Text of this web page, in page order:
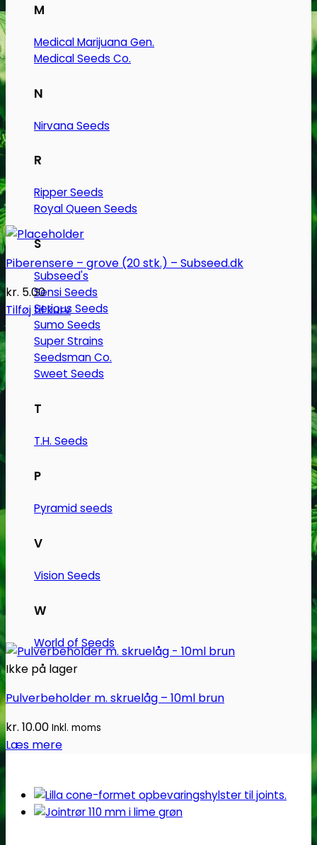
M
Medical Marijuana Gen.
Medical Seeds Co.
N
Nirvana Seeds
R
Ripper Seeds
Royal Queen Seeds
S
Subseed's
Sensi Seeds
Serious Seeds
Sumo Seeds
Super Strains
Seedsman Co.
Sweet Seeds
T
T.H. Seeds
P
Pyramid seeds
V
Vision Seeds
W
World of Seeds
Piberensere – grove (20 stk.) – Subseed.dk
kr. 5.00
Tilføj til kurv
Ikke på lager
Pulverbeholder m. skruelåg – 10ml brun
kr. 10.00 Inkl. moms
Læs mere